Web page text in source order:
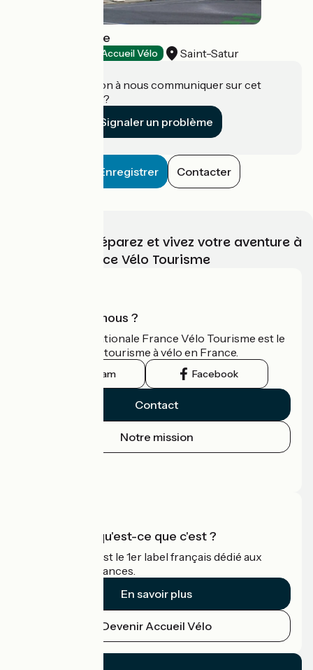
Hôtel de La Loire
Accueil Vélo Saint-Satur
Une information à nous communiquer sur cet
établissement ?
Signaler un problème
Enregistrer Contacter
Choisissez, préparez et vivez votre aventure à
vélo avec France Vélo Tourisme
Qui sommes-nous ?
L'association nationale France Vélo Tourisme est le
guide officiel du tourisme à vélo en France.
Instagram Facebook
Contact
Notre mission
Accueil Vélo qu'est-ce que c'est ?
Accueil Vélo c'est le 1er label français dédié aux
cyclistes en vacances.
En savoir plus
Devenir Accueil Vélo